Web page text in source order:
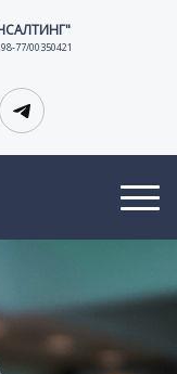
77/00350421